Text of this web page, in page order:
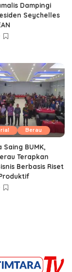
Dampingi
Seychelles
Berau
Saing BUMK,
Terapkan
Berbasis Riset